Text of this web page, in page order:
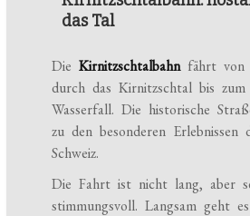
das Tal
DieKirnitzschtalbahnfährt von
durch das Kirnitzschtal bis zum
Wasserfall. Die historische
zu den besonderen Erlebnissen
Schweiz.
Die Fahrt ist nicht lang, aber
stimmungsvoll. Langsam geht